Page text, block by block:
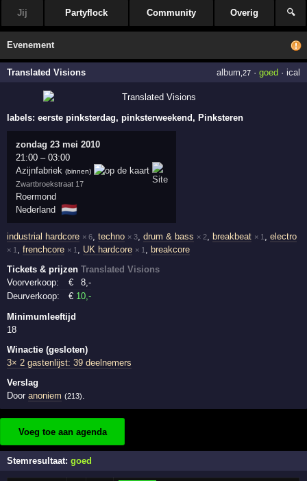
Jij Partyflock Community Overig 🔍
Evenement
Translated Visions album ,27· goed · ical
labels: eerste pinksterdag, pinksterweekend, Pinksteren
zondag 23 mei 2010
21:00 –03:00
Azijnfabriek (binnen)
Zwartbroekstraat 17
Roermond
Nederland
🇳🇱
industrial hardcore × 6,techno × 3,drum & bass × 2, breakbeat × 1 ,electro
× 1 ,frenchcore × 1 , UK hardcore × 1 , breakcore
Tickets & prijzenTranslated Visions
Voorverkoop:
€ 8,-
Deurverkoop:
€ 10,-
Minimumleeftijd
18
Winactie (gesloten)
3× 2 gastenlijst: 39 deelnemers
Verslag
Dooranoniem (213).
Voeg toe aan agenda
Stemresultaat:goed